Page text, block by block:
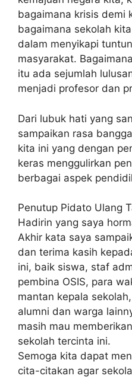
bagaimana krisis demi
bagaimana sekolah
dalam menyikapi
masyarakat.
itu ada sejumlah
menjadi profesor dan
Dari lubuk hati yang
sampaikan rasa
kita ini yang dengan
keras menggulirkan
berbagai aspek
Penutup Pidato Ulang
Hadirin yang saya
Akhir kata saya
dan terima kasih
ini, baik siswa, staf
pembina OSIS, para
mantan kepala
alumni dan warga
masih mau
sekolah tercinta ini.
Semoga kita dapat
cita-citakan agar